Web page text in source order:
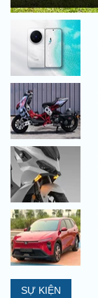
SỰ KIỆN